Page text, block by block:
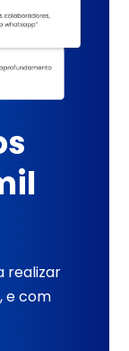
realizar
e com